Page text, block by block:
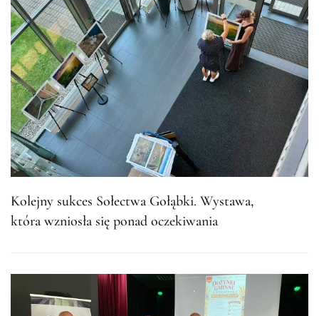
Kolejny sukces Sołectwa Gołąbki. Wystawa,
która wzniosła się ponad oczekiwania